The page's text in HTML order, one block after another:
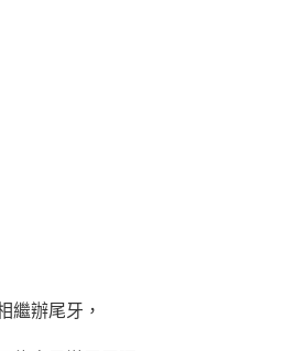
繼辦尾牙，